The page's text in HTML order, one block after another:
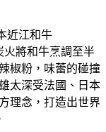
近江和牛
火將和牛烹調至半
椒粉，味蕾的碰撞
太深受法國、日本
理念，打造出世界